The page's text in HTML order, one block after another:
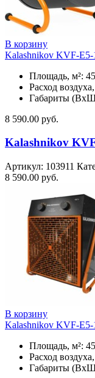
В корзину
Kalashnikov KVF-E5-
Площадь, м²: 45
Расход
Габариты
8 590.00 руб.
Kalashnikov
Артикул: 103911
8 590.00 руб.
В корзину
Kalashnikov KVF-E5-
Площадь, м²: 45
Расход
Габариты